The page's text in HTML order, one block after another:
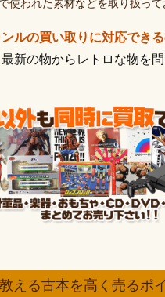
で使われた素材などを取り扱って
ルの買い取りに対応でき
新の物からレトロな物を
える古本を高く売るポ